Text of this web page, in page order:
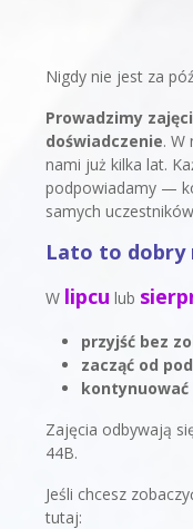
Nigdy nie jest za
Prowadzimy
doświadczenie. W
nami już kilka lat.
podpowiadamy —
samych
Lato to dobry
W lipcu lub
przyjść bez
zacząć od
kontynuować
Zajęcia odbywają
44B.
Jeśli chcesz
tutaj: